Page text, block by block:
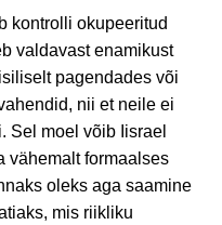
kontrolli okupeeritud
valdavast enamikust
pagendades või
nii et neile ei
Sel moel võib Iisrael
vähemalt formaalses
oleks aga saamine
mis riikliku